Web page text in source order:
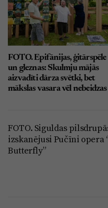
FOTO. Epifānijas, ģitārspēle
un gleznas: Skulmju mājās
aizvadīti dārza svētki, bet
mākslas vasara vēl nebeidzas
FOTO. Siguldas
izskanējusi Pučīni opera
Butterfly”